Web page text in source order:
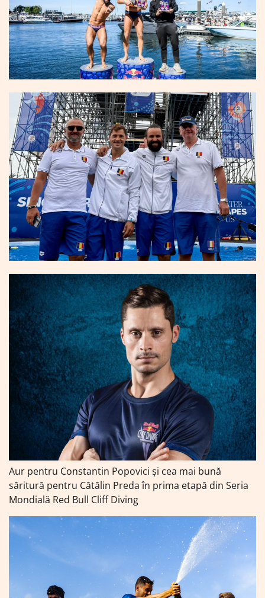
Aur pentru Constantin Popovici și cea mai bună
săritură pentru Cătălin Preda în prima etapă din Seria
Mondială Red Bull Cliff Diving